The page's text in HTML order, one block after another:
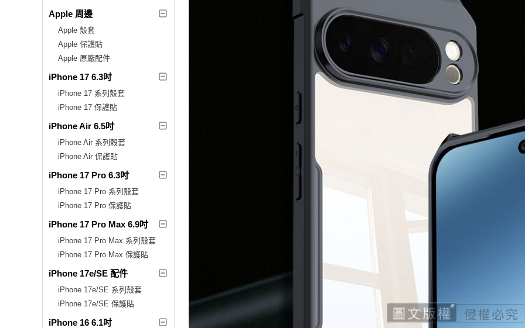
Apple 周邊
Apple 殼套
Apple 保護貼
Apple 原廠配件
iPhone 17 6.3吋
iPhone 17 系列殼套
iPhone 17 保護貼
iPhone Air 6.5吋
iPhone Air 系列殼套
iPhone Air 保護貼
iPhone 17 Pro 6.3吋
iPhone 17 Pro 系列殼套
iPhone 17 Pro 保護貼
iPhone 17 Pro Max 6.9吋
iPhone 17 Pro Max 系列殼套
iPhone 17 Pro Max 保護貼
iPhone 17e/SE 配件
iPhone 17e/SE 系列殼套
iPhone 17e/SE 保護貼
iPhone 16 6.1吋